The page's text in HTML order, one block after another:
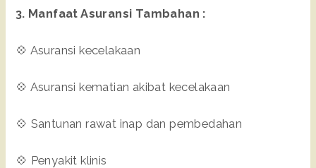
3. Manfaat Asuransi Tambahan :
💠 Asuransi kecelakaan
💠 Asuransi kematian akibat kecelakaan
💠 Santunan rawat inap dan pembedahan
💠 Penyakit klinis